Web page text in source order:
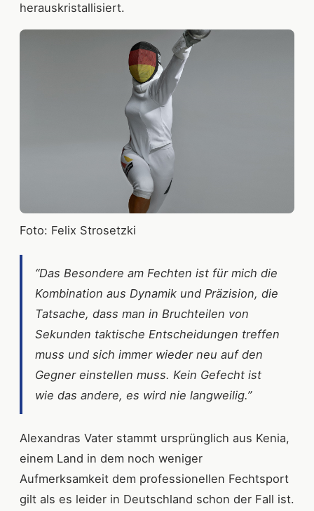
herauskristallisiert.
Foto: Felix Strosetzki
“Das Besondere am Fechten ist für mich die
Kombination aus Dynamik und Präzision, die
Tatsache, dass man in Bruchteilen von
Sekunden taktische Entscheidungen treffen
muss und sich immer wieder neu auf den
Gegner einstellen muss. Kein Gefecht ist
wie das andere, es wird nie langweilig.”
Alexandras Vater stammt ursprünglich aus Kenia,
einem Land in dem noch weniger
Aufmerksamkeit dem professionellen Fechtsport
gilt als es leider in Deutschland schon der Fall ist.